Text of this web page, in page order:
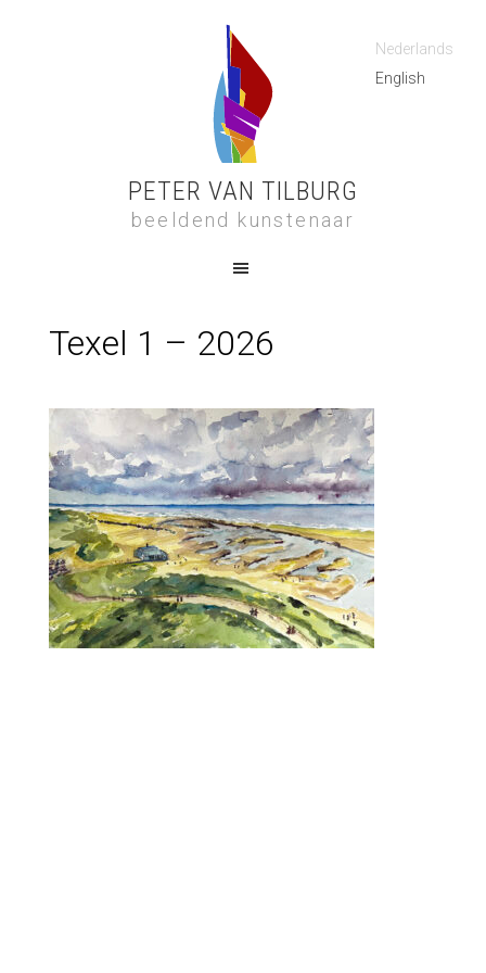
Nederlands
English
PETER VAN TILBURG
beeldend kunstenaar
Texel 1 – 2026